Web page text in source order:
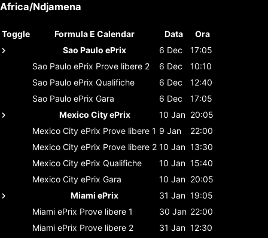
Africa/Ndjamena
Toggle Formula E Calendar Data
Ora
Sao Paulo ePrix
6 Dec
17:05
Sao Paulo ePrix Prove libere 2 6 Dec
10:10
Sao Paulo ePrix Qualifiche 6 Dec
12:40
Sao Paulo ePrix Gara 6 Dec
17:05
Mexico City ePrix
10 Jan 20:05
Mexico City ePrix Prove libere 1 9 Jan
22:00
Mexico City ePrix Prove libere 2 10 Jan 13:30
Mexico City ePrix Qualifiche 10 Jan 15:40
Mexico City ePrix Gara 10 Jan 20:05
Miami ePrix
31 Jan 19:05
Miami ePrix Prove libere 1 30 Jan 22:00
Miami ePrix Prove libere 2 31 Jan 12:30